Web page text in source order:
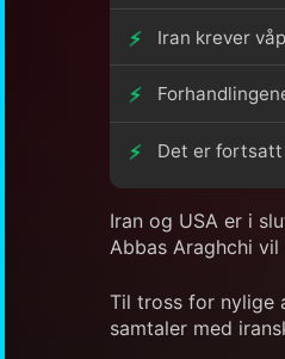
Iran krever
Det er fortsatt
Iran og USA er i
Abbas Araghchi
Til tross for nylige
samtaler med